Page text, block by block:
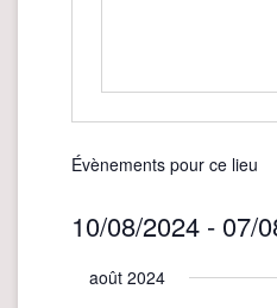
Évènements pour ce lieu
10/08/2024 - 07/
uneaoût 2024